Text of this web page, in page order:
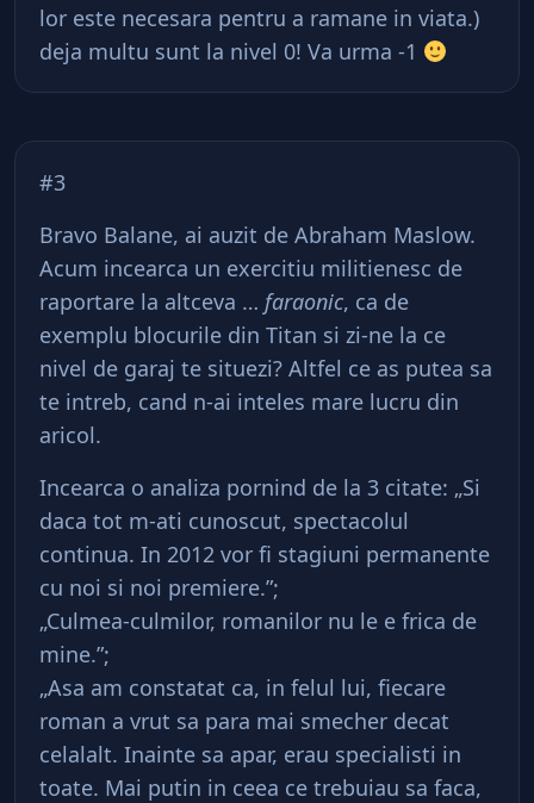
lor este necesara pentru a ramane in viata.)
deja multu sunt la nivel 0! Va urma -1
#3
Bravo Balane, ai auzit de Abraham Maslow.
Acum incearca un exercitiu militienesc de
raportare la altceva … faraonic, ca de
exemplu blocurile din Titan si zi-ne la ce
nivel de garaj te situezi? Altfel ce as putea sa
te intreb, cand n-ai inteles mare lucru din
aricol.
Incearca o analiza pornind de la 3 citate: „Si
daca tot m-ati cunoscut, spectacolul
continua. In 2012 vor fi stagiuni permanente
cu noi si noi premiere.”;
„Culmea-culmilor, romanilor nu le e frica de
mine.”;
„Asa am constatat ca, in felul lui, fiecare
roman a vrut sa para mai smecher decat
celalalt. Inainte sa apar, erau specialisti in
toate. Mai putin in ceea ce trebuiau sa faca,